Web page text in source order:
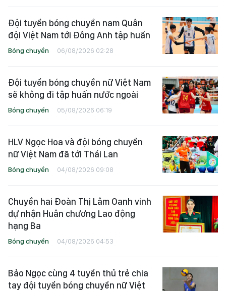
Đội tuyển bóng chuyền nam Quân
đội Việt Nam tới Đông Anh tập huấn
Bóng chuyền 06/08/2026 02:28
Đội tuyển bóng chuyền nữ Việt Nam
sẽ không đi tập huấn nước ngoài
Bóng chuyền 05/08/2026 06:19
HLV Ngọc Hoa và đội bóng chuyền
nữ Việt Nam đã tới Thái Lan
Bóng chuyền 04/08/2026 09:08
Chuyền hai Đoàn Thị Lâm Oanh vinh
dự nhận Huân chương Lao động
hạng Ba
Bóng chuyền 04/08/2026 04:53
Bảo Ngọc cùng 4 tuyển thủ trẻ chia
tay đội tuyển bóng chuyền nữ Việt